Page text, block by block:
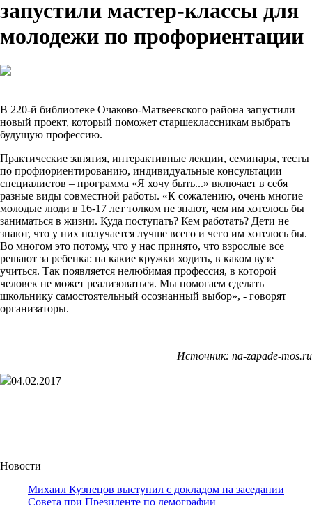
запустили мастер-классы для
молодежи по профориентации
В 220-й библиотеке Очаково-Матвеевского района запустили
новый проект, который поможет старшеклассникам выбрать
будущую профессию.
Практические занятия, интерактивные лекции, семинары, тесты
по профиориентированию, индивидуальные консультации
специалистов – программа «Я хочу быть...» включает в себя
разные виды совместной работы. «К сожалению, очень многие
молодые люди в 16-17 лет толком не знают, чем им хотелось бы
заниматься в жизни. Куда поступать? Кем работать? Дети не
знают, что у них получается лучше всего и чего им хотелось бы.
Во многом это потому, что у нас принято, что взрослые все
решают за ребенка: на какие кружки ходить, в каком вузе
учиться. Так появляется нелюбимая профессия, в которой
человек не может реализоваться. Мы помогаем сделать
школьнику самостоятельный осознанный выбор», - говорят
организаторы.
Источник: na-zapade-mos.ru
04.02.2017
Новости
Михаил Кузнецов выступил с докладом на заседании
Совета при Президенте по демографии